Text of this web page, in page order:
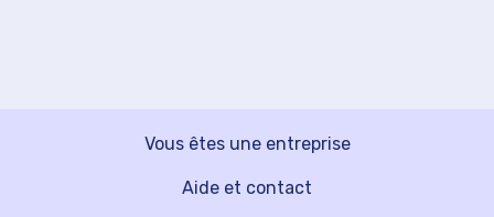
Vous êtes une entreprise
Aide et contact